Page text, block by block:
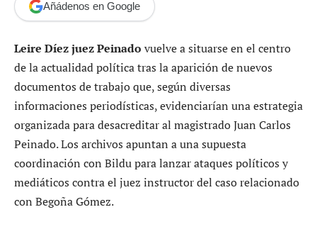
Añádenos en Google
Leire Díez juez Peinado vuelve a situarse en el centro
de la actualidad política tras la aparición de nuevos
documentos de trabajo que, según diversas
informaciones periodísticas, evidenciarían una estrategia
organizada para desacreditar al magistrado Juan Carlos
Peinado. Los archivos apuntan a una supuesta
coordinación con Bildu para lanzar ataques políticos y
mediáticos contra el juez instructor del caso relacionado
con Begoña Gómez.